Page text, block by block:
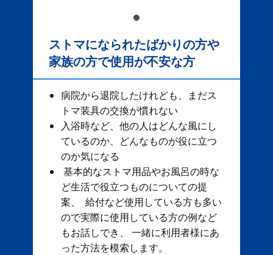
ストマになられたばかりの方や
家族の方で使用が不安な方
病院から退院したけれども、まだス
トマ装具の交換が慣れない
入浴時など、他の人はどんな風にし
ているのか、どんなものが役に立つ
のか気になる
基本的なストマ用品やお風呂の時な
ど生活で役立つものについての提
案、 給付など使用している方も多い
ので実際に使用している方の例など
もお話しでき、 一緒に利用者様にあ
った方法を模索します。